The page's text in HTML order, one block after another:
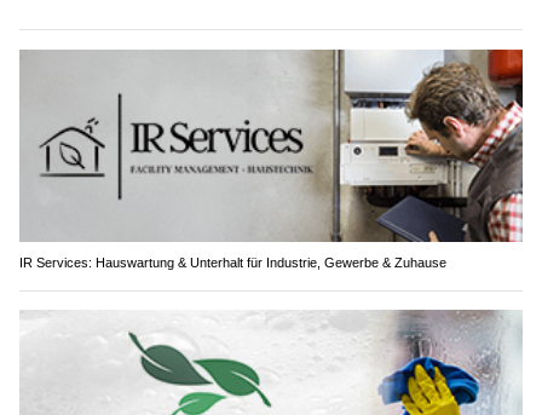
IR Services: Hauswartung & Unterhalt für Industrie, Gewerbe & Zuhause